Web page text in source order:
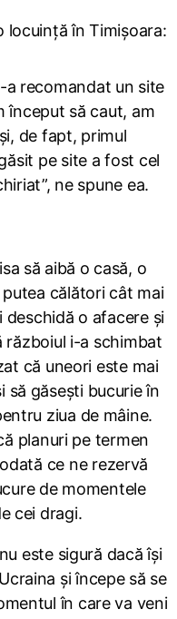
locuință în Timișoara:
a recomandat un site
început să caut, am
de fapt, primul
pe site a fost cel
ne spune ea.
să aibă o casă, o
călători cât mai
deschidă o afacere și
războiul i-a schimbat
că uneori este mai
să găsești bucurie în
ziua de mâine.
planuri pe termen
ce ne rezervă
de momentele
cei dragi.
este sigură dacă își
și începe să se
în care va veni